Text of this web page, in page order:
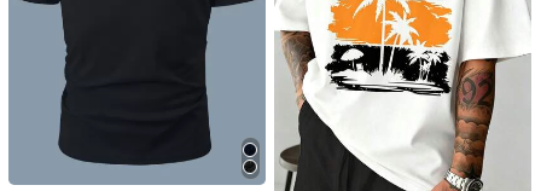
ku, miękki i oddychający – na każd
ą porę roku, must-have.
4-5 dni roboczych